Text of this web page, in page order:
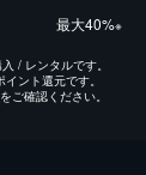
最⼤40%※
/ レンタルです。
ント還元です。
をご確認ください。